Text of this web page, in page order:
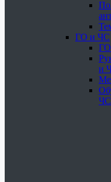
ГО и ЧС
и
ЧС